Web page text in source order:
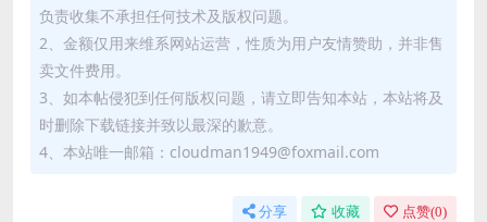
负责收集不承担任何技术及版权问题。
2、金额仅用来维系网站运营，性质为用户友情赞助，并非售
卖文件费用。
3、如本帖侵犯到任何版权问题，请立即告知本站，本站将及
时删除下载链接并致以最深的歉意。
4、本站唯一邮箱：cloudman1949@foxmail.com
分享 收藏 点赞(0)